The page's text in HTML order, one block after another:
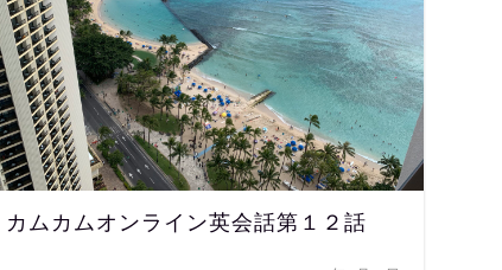
カムカムオンライン英会話第１２話